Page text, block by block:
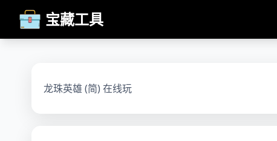
宝藏工具
龙珠英雄 (简) 在线玩